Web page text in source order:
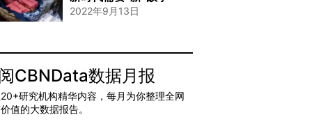
2022年9月13日
CBNData数据月报
研究机构精华内容，每月为你整理全网
值的大数据报告。